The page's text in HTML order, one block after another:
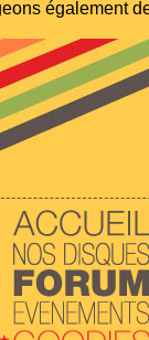
également